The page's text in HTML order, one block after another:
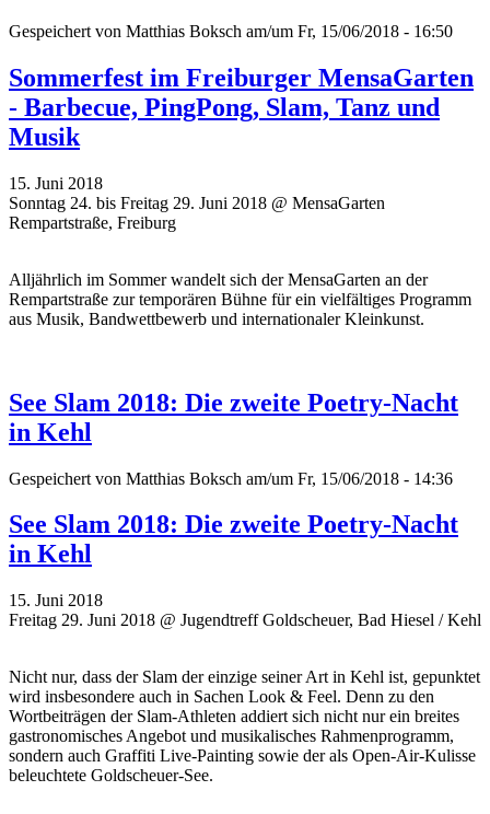
Gespeichert von Matthias Boksch am/um Fr, 15/06/2018 - 16:50
Sommerfest im Freiburger MensaGarten
- Barbecue, PingPong, Slam, Tanz und
Musik
15. Juni 2018
Sonntag 24. bis Freitag 29. Juni 2018 @ MensaGarten
Rempartstraße, Freiburg
Alljährlich im Sommer wandelt sich der MensaGarten an der
Rempartstraße zur temporären Bühne für ein vielfältiges Programm
aus Musik, Bandwettbewerb und internationaler Kleinkunst.
See Slam 2018: Die zweite Poetry-Nacht
in Kehl
Gespeichert von Matthias Boksch am/um Fr, 15/06/2018 - 14:36
See Slam 2018: Die zweite Poetry-Nacht
in Kehl
15. Juni 2018
Freitag 29. Juni 2018 @ Jugendtreff Goldscheuer, Bad Hiesel / Kehl
Nicht nur, dass der Slam der einzige seiner Art in Kehl ist, gepunktet
wird insbesondere auch in Sachen Look & Feel. Denn zu den
Wortbeiträgen der Slam-Athleten addiert sich nicht nur ein breites
gastronomisches Angebot und musikalisches Rahmenprogramm,
sondern auch Graffiti Live-Painting sowie der als Open-Air-Kulisse
beleuchtete Goldscheuer-See.